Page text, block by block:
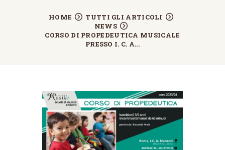
HOME
TUTTI GLI ARTICOLI
NEWS
CORSO DI PROPEDEUTICA MUSICALE
PRESSO I. C. A...